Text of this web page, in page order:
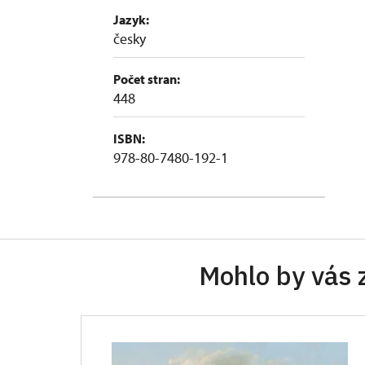
Jazyk:
česky
Počet stran:
448
ISBN:
978-80-7480-192-1
Mohlo by vás